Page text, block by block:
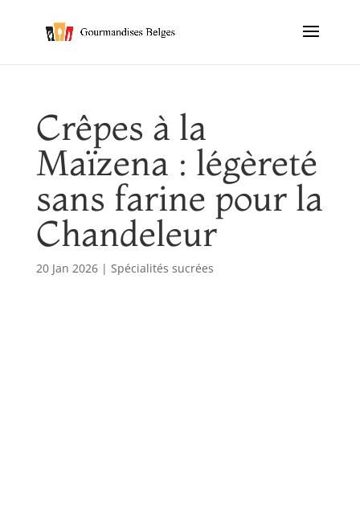
Crêpes à la
Maïzena : légèreté
sans farine pour la
Chandeleur
20 Jan 2026| Spécialités sucrées